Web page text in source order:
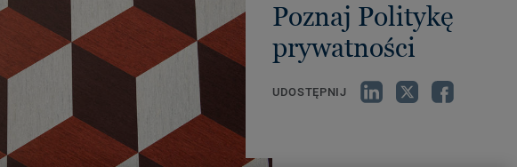
Poznaj Politykę
prywatności
UDOSTĘPNIJ